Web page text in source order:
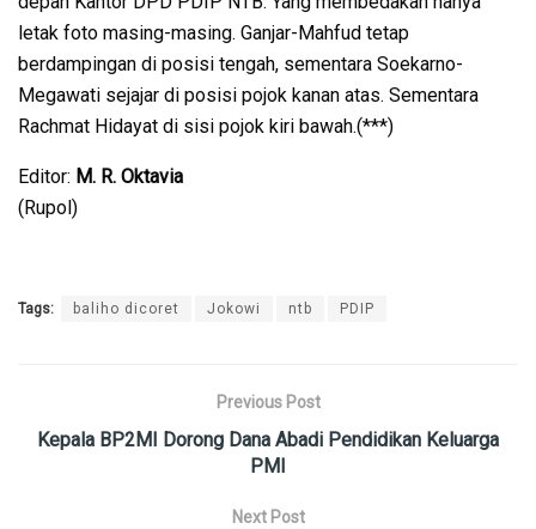
letak foto masing-masing. Ganjar-Mahfud tetap
berdampingan di posisi tengah, sementara Soekarno-
Megawati sejajar di posisi pojok kanan atas. Sementara
Rachmat Hidayat di sisi pojok kiri bawah.(***)
Editor: M. R. Oktavia
(Rupol)
Tags: baliho dicoret Jokowi ntb PDIP
Previous Post
Kepala BP2MI Dorong Dana Abadi Pendidikan Keluarga
PMI
Next Post